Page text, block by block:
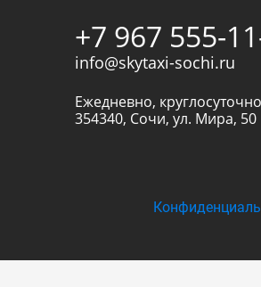
+7 967 555-
info@skytaxi-sochi.ru
Ежедневно, круглосуточно
354340, Сочи, ул. Мира, 50